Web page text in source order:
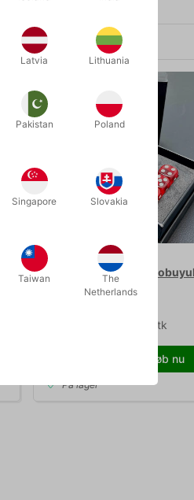
5991
LINKING DICE 2.0 -
/ stk
Køb nu
På lager
Latvia Lithuania
Pakistan Poland
Singapore Slovakia
Taiwan
The
Netherlands